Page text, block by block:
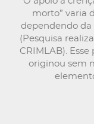
morto” varia
dependendo da
(Pesquisa
CRIMLAB).
originou sem